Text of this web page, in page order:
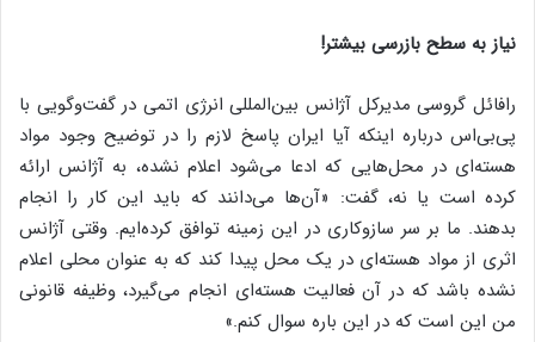
نیاز به سطح بازرسی بیشتر!
رافائل گروسی مدیرکل آژانس بین‌المللی انرژی اتمی در گفت‌وگویی با
پی‌بی‌اس درباره اینکه آیا ایران پاسخ لازم را در توضیح وجود مواد
هسته‌ای در محل‌هایی که ادعا می‌شود اعلام نشده، به آژانس ارائه
کرده است یا نه، گفت: «آن‌ها می‌دانند که باید این کار را انجام
بدهند. ما بر سر سازوکاری در این زمینه توافق کرده‌ایم. وقتی آژانس
اثری از مواد هسته‌ای در یک محل پیدا کند که به عنوان محلی اعلام
نشده باشد که در آن فعالیت هسته‌ای انجام می‌گیرد، وظیفه قانونی
من این است که در این باره سوال کنم.»